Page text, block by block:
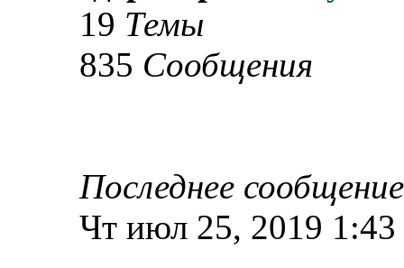
19 Темы
835 Сообщения
Последнее сообщение
Чт июл 25, 2019 1:43